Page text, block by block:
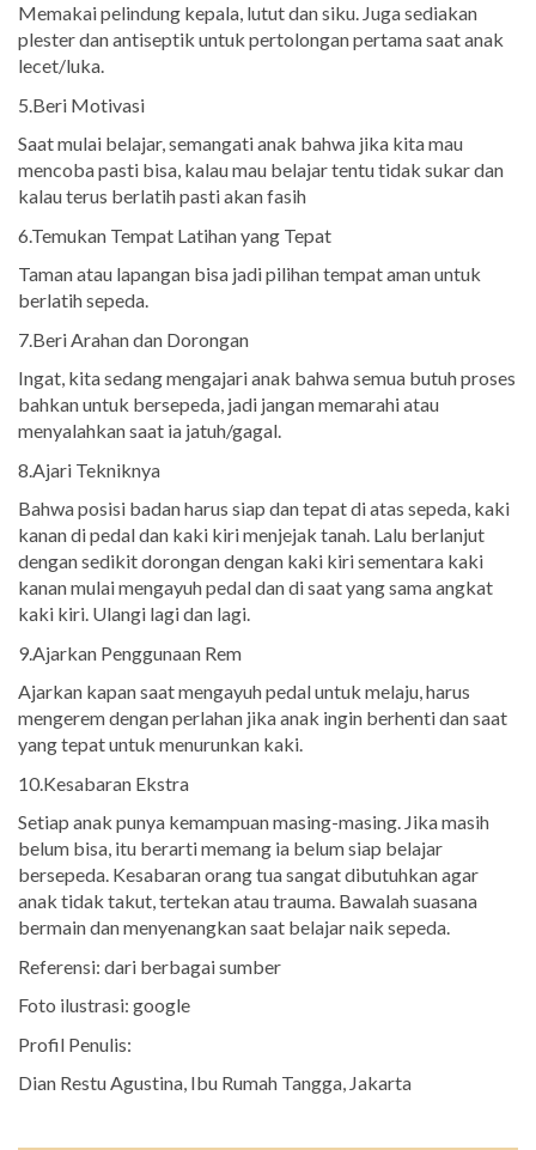
Memakai pelindung kepala, lutut dan siku. Juga sediakan
plester dan antiseptik untuk pertolongan pertama saat anak
lecet/luka.
5.Beri Motivasi
Saat mulai belajar, semangati anak bahwa jika kita mau
mencoba pasti bisa, kalau mau belajar tentu tidak sukar dan
kalau terus berlatih pasti akan fasih
6.Temukan Tempat Latihan yang Tepat
Taman atau lapangan bisa jadi pilihan tempat aman untuk
berlatih sepeda.
7.Beri Arahan dan Dorongan
Ingat, kita sedang mengajari anak bahwa semua butuh proses
bahkan untuk bersepeda, jadi jangan memarahi atau
menyalahkan saat ia jatuh/gagal.
8.Ajari Tekniknya
Bahwa posisi badan harus siap dan tepat di atas sepeda, kaki
kanan di pedal dan kaki kiri menjejak tanah. Lalu berlanjut
dengan sedikit dorongan dengan kaki kiri sementara kaki
kanan mulai mengayuh pedal dan di saat yang sama angkat
kaki kiri. Ulangi lagi dan lagi.
9.Ajarkan Penggunaan Rem
Ajarkan kapan saat mengayuh pedal untuk melaju, harus
mengerem dengan perlahan jika anak ingin berhenti dan saat
yang tepat untuk menurunkan kaki.
10.Kesabaran Ekstra
Setiap anak punya kemampuan masing-masing. Jika masih
belum bisa, itu berarti memang ia belum siap belajar
bersepeda. Kesabaran orang tua sangat dibutuhkan agar
anak tidak takut, tertekan atau trauma. Bawalah suasana
bermain dan menyenangkan saat belajar naik sepeda.
Referensi: dari berbagai sumber
Foto ilustrasi: google
Profil Penulis:
Dian Restu Agustina, Ibu Rumah Tangga, Jakarta